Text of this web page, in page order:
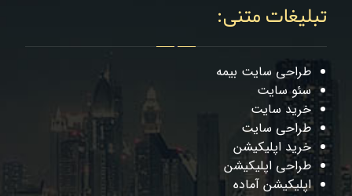
تبلیغات متنی:
طراحی سایت بیمه
سئو سایت
خرید سایت
طراحی سایت
خرید اپلیکیشن
طراحی اپلیکیشن
اپلیکیشن آماده